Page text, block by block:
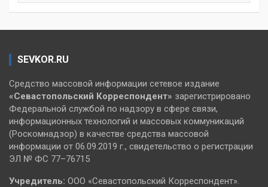
SEVKOR.RU
Средство массовой информации сетевое издание
«Севастопольский Корреспондент» зарегистрировано
Федеральной службой по надзору в сфере связи,
информационных технологий и массовых коммуникаций
(Роскомнадзор) в качестве средства массовой
информации от 06.09.2019 г., свидетельство о регистрации
ЭЛ № ФС 77–76715
Учредитель: ООО «Севастопольский Корреспондент».